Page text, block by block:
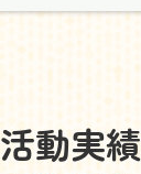
活動実績